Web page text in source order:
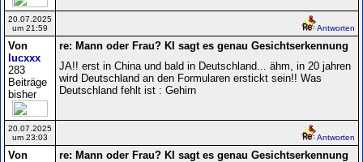
20.07.2025
um 21:59
Antworten
Von
lucxxx
283
Beiträge
bisher
re: Mann oder Frau? KI sagt es genau Gesichtserkennung
JA!! erst in China und bald in Deutschland... ähm, in 20 jahren
wird Deutschland an den Formularen erstickt sein!! Was
Deutschland fehlt ist : Gehirn
20.07.2025
um 23:03
Antworten
Von
re: Mann oder Frau? KI sagt es genau Gesichtserkennung